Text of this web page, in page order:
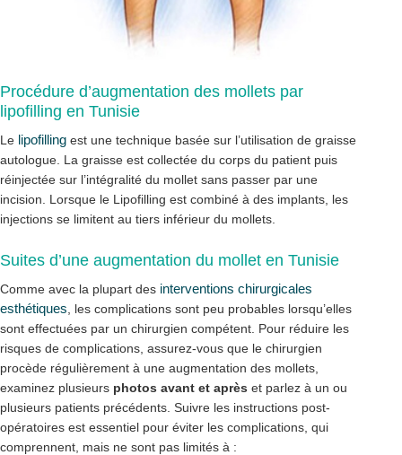
Procédure d’augmentation des mollets par
lipofilling en Tunisie
Le lipofilling est une technique basée sur l’utilisation de graisse
autologue. La graisse est collectée du corps du patient puis
réinjectée sur l’intégralité du mollet sans passer par une
incision. Lorsque le Lipofilling est combiné à des implants, les
injections se limitent au tiers inférieur du mollets.
Suites d’une augmentation du mollet en Tunisie
Comme avec la plupart des interventions chirurgicales
esthétiques , les complications sont peu probables lorsqu’elles
sont effectuées par un chirurgien compétent. Pour réduire les
risques de complications, assurez-vous que le chirurgien
procède régulièrement à une augmentation des mollets,
examinez plusieurs photos avant et après et parlez à un ou
plusieurs patients précédents. Suivre les instructions post-
opératoires est essentiel pour éviter les complications, qui
comprennent, mais ne sont pas limités à :